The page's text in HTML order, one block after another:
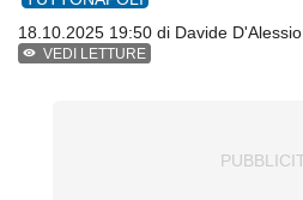
18.10.2025 19:50 di Davide D'Alessio
VEDI LETTURE